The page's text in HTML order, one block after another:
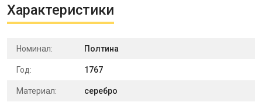
Характеристики
Номинал: Полтина
Год: 1767
Материал: серебро